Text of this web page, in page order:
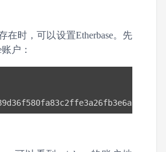
在时，可以设置Etherbase。先
户：